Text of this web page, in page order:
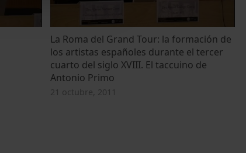
La Roma del Grand Tour: la formación de
los artistas españoles durante el tercer
cuarto del siglo XVIII. El taccuino de
Antonio Primo
21 octubre, 2011